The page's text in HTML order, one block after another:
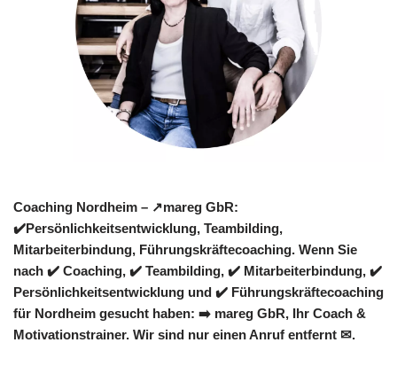
Coaching Nordheim – ↗️mareg GbR:
✔️Persönlichkeitsentwicklung, Teambilding,
Mitarbeiterbindung, Führungskräftecoaching. Wenn Sie
nach ✔️ Coaching, ✔️ Teambilding, ✔️ Mitarbeiterbindung, ✔️
Persönlichkeitsentwicklung und ✔️ Führungskräftecoaching
für Nordheim gesucht haben: ➡️ mareg GbR, Ihr Coach &
Motivationstrainer. Wir sind nur einen Anruf entfernt ✉.